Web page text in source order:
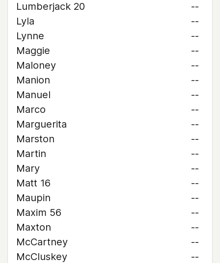
Lumberjack 20
--
Lyla
--
Lynne
--
Maggie
--
Maloney
--
Manion
--
Manuel
--
Marco
--
Marguerita
--
Marston
--
Martin
--
Mary
--
Matt 16
--
Maupin
--
Maxim 56
--
Maxton
--
McCartney
--
McCluskey
--